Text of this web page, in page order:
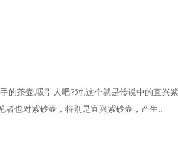
的茶壶,吸引人吧?对,这个就是传说中的宜兴
也对紫砂壶，特别是宜兴紫砂壶，产生..